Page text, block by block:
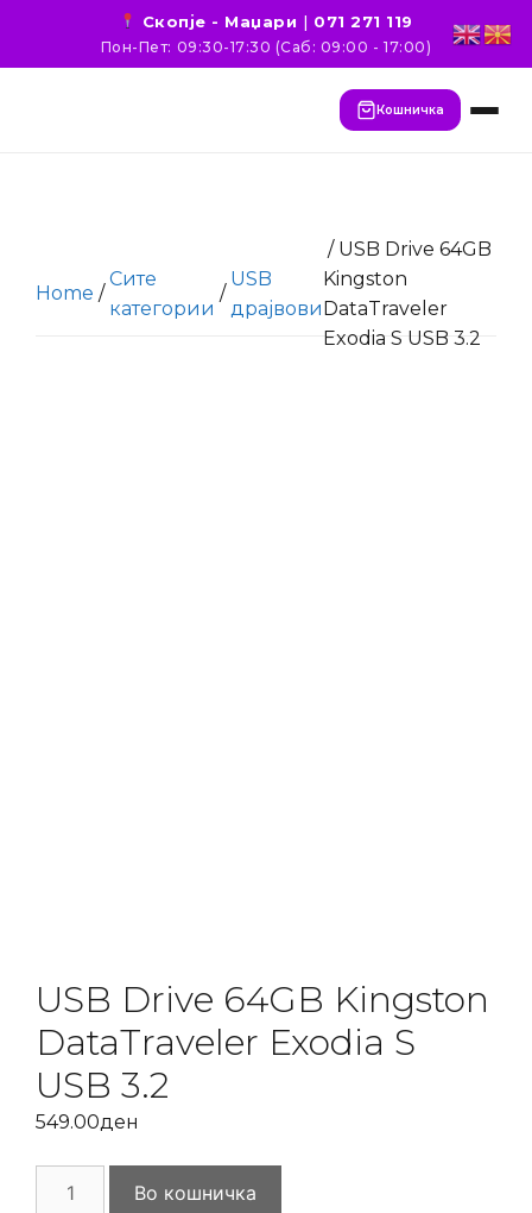
Скопје - Маџари | 071 271 119
Пон-Пет: 09:30-17:30 (Саб: 09:00 - 17:00)
Кошничка
Home /
Сите
категории
/
USB
драјвови
/ USB Drive 64GB
Kingston
DataTraveler
Exodia S USB 3.2
USB Drive 64GB Kingston
DataTraveler Exodia S
USB 3.2
549.00ден
Во кошничка